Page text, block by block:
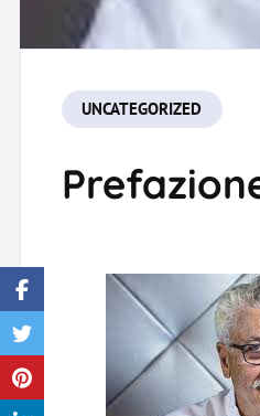
UNCATEGORIZED